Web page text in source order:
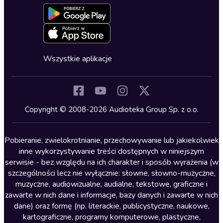
Dla młodzieży
Kryminały
Lektury szkolne
Literatura anglojęzyczna
Literatura faktu
Literatura obyczajowa
Literatura piękna obca
Literatura piękna polska
Formularz zgłaszania nielegalnych treści
Deklaracja dostępności
Oferta dla firm i bibliotek
Blog
Zapowiedzi
Cykle audiobooków
Wszystkie aplikacje
Copyright © 2008-2026 Audioteka Group Sp. z o.o.
Pobieranie, zwielokrotnianie, przechowywanie lub jakiekolwiek
inne wykorzystywanie treści dostępnych w niniejszym
serwisie - bez względu na ich charakter i sposób wyrażenia (w
szczególności lecz nie wyłącznie: słowne, słowno-muzyczne,
muzyczne, audiowizualne, audialne, tekstowe, graficzne i
zawarte w nich dane i informacje, bazy danych i zawarte w nich
dane) oraz formę (np. literackie, publicystyczne, naukowe,
kartograficzne, programy komputerowe, plastyczne,